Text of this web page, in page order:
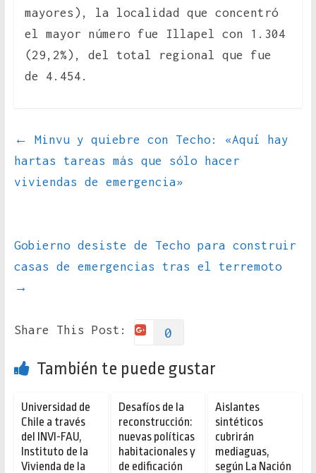
mayores), la localidad que concentró
el mayor número fue Illapel con 1.304
(29,2%), del total regional que fue
de 4.454.
←
Minvu y quiebre con Techo: «Aquí hay
hartas tareas más que sólo hacer
viviendas de emergencia»
Gobierno desiste de Techo para construir
casas de emergencias tras el terremoto
→
Share This Post: 0
También te puede gustar
Universidad de
Chile a través
del INVI-FAU,
Instituto de la
Vivienda de la
Desafíos de la
reconstrucción:
nuevas políticas
habitacionales y
de edificación
Aislantes
sintéticos
cubrirán
mediaguas,
según La Nación